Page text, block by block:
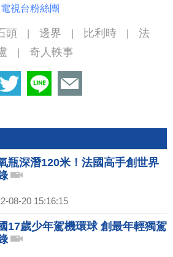
視台粉絲團
頭 邊界 比利時
法
奇人軼事
瓶深潛120米！法國高手創世界
08-20 15:16:15
17歲少年駕機環球 創最年輕獨駕